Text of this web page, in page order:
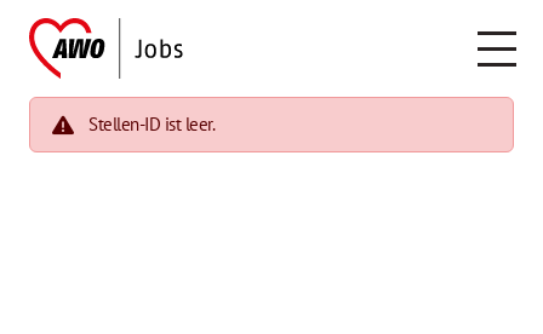
Stellen-ID ist leer.